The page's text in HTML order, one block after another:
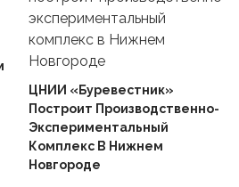
ЦНИИ «Буревестник»
Построит Производственно-
Экспериментальный
Комплекс В Нижнем
Новгороде